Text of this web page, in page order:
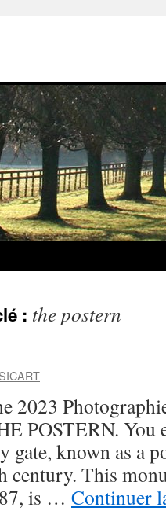
: the postern
2023
POSTERN. You
gate, known as a
century. This
is … Continuer